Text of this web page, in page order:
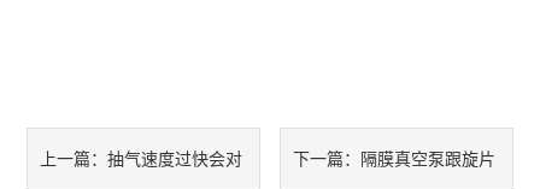
上一篇：抽气速度过快会对 下一篇： 隔膜真空泵跟旋片